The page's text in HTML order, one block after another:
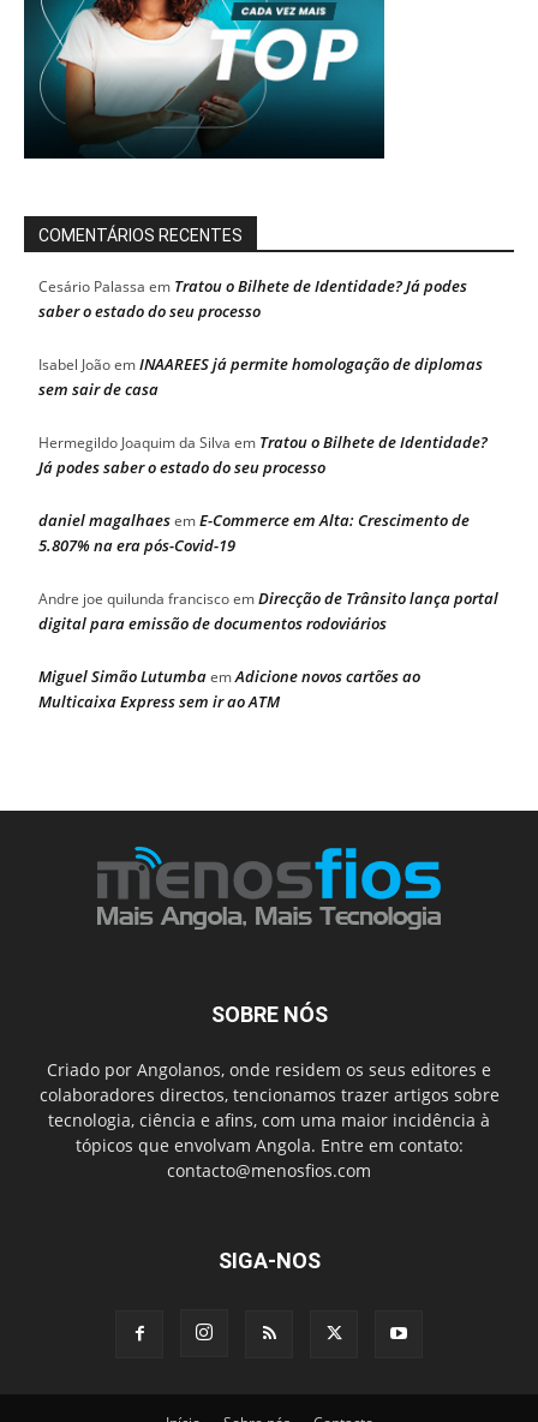
COMENTÁRIOS RECENTES
Cesário Palassa em Tratou o Bilhete de Identidade? Já podes
saber o estado do seu processo
Isabel JoãoemINAAREES já permite homologação de diplomas
sem sair de casa
Hermegildo Joaquim da Silva em Tratou o Bilhete de Identidade?
Já podes saber o estado do seu processo
daniel magalhaesemE-Commerce em Alta: Crescimento de
5.807% na era pós-Covid-19
Andre joe quilunda franciscoemDirecção de Trânsito lança portal
digital para emissão de documentos rodoviários
Miguel Simão LutumbaemAdicione novos cartões ao
Multicaixa Express sem ir ao ATM
SOBRE NÓS
Criado por Angolanos, onde residem os seus editores e
colaboradores directos, tencionamos trazer artigos sobre
tecnologia, ciência e afins, com uma maior incidência à
tópicos que envolvam Angola. Entre em contato:
contacto@menosfios.com
SIGA-NOS